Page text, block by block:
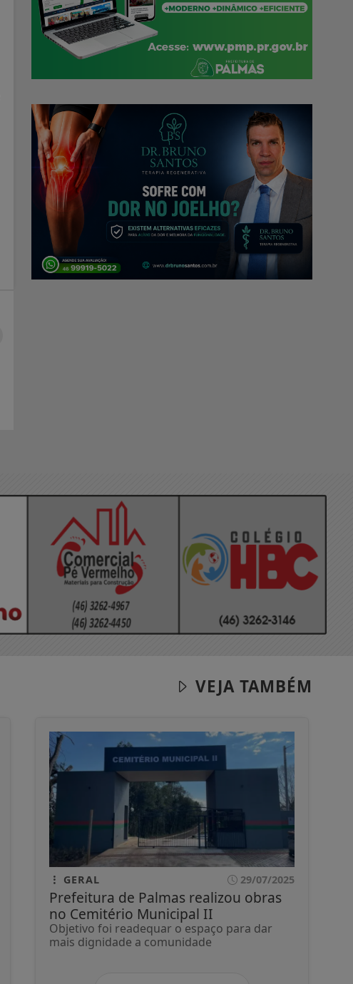
VEJA TAMBÉM
GERAL 29/07/2025
Prefeitura de Palmas realizou obras
no Cemitério Municipal II
Objetivo foi readequar o espaço para dar
mais dignidade a comunidade